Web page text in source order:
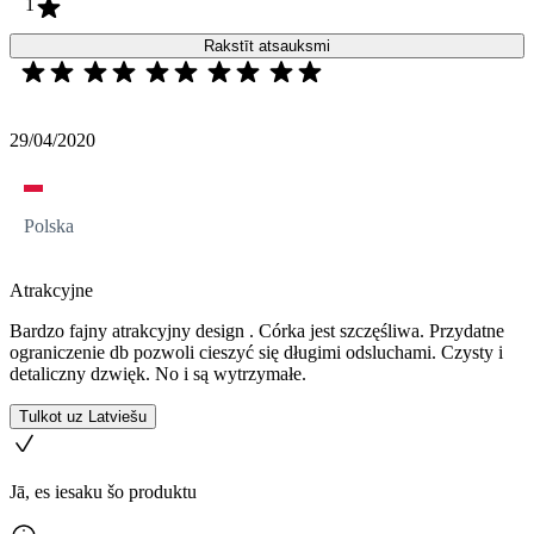
Rakstīt atsauksmi
29/04/2020
Polska
Atrakcyjne
Bardzo fajny atrakcyjny design . Córka jest szczęśliwa. Przydatne
ograniczenie db pozwoli cieszyć się długimi odsluchami. Czysty i
detaliczny dzwięk. No i są wytrzymałe.
Tulkot uz Latviešu
Jā, es iesaku šo produktu